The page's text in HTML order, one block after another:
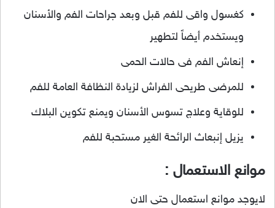
كغسول واقى للفم قبل وبعد جراحات الفم والأسنان
ويستخدم أيضاً لتطهير
إنعاش الفم فى حالات الحمى
للمرضى طريحى الفراش لزيادة النظافة العامة للفم
للوقاية وعلاج تسوس الأسنان ويمنع تكوين البلاك
يزيل إنبعاث الرائحة الغير مستحبة للفم
موانع الاستعمال :
لايوجد موانع استعمال حتى الان